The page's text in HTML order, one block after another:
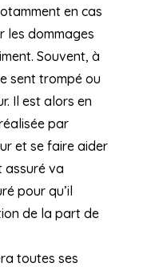
en cas
les dommages
Souvent, à
sent trompé ou
Il est alors en
par
et se faire aider
assuré va
pour qu’il
de la part de
toutes ses